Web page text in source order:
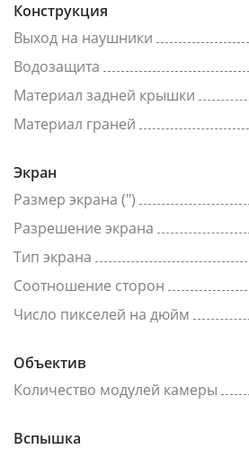
Конструкция
Выход на наушники
Водозащита
Материал задней крышки
Материал граней
Экран
Размер экрана (")
Разрешение экрана
Тип экрана
Соотношение сторон
Число пикселей на дюйм
Объектив
Количество модулей камеры
Вспышка